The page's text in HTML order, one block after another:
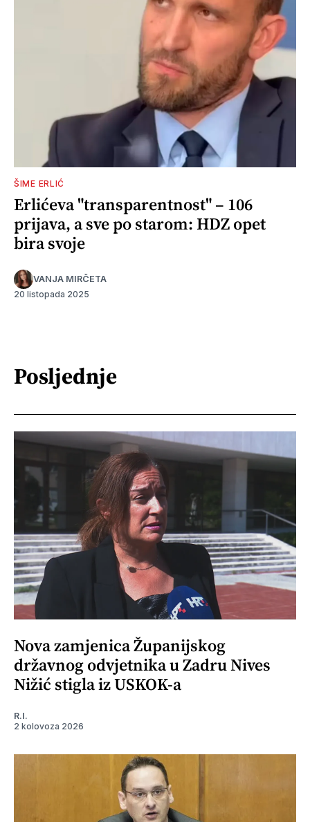
ŠIME ERLIĆ
Erlićeva "transparentnost" – 106
prijava, a sve po starom: HDZ opet
bira svoje
VANJA MIRČETA
20 listopada 2025
Posljednje
Nova zamjenica Županijskog
državnog odvjetnika u Zadru Nives
Nižić stigla iz USKOK-a
R.I.
2 kolovoza 2026